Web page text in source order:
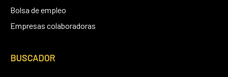
Bolsa de empleo
Empresas colaboradoras
BUSCADOR